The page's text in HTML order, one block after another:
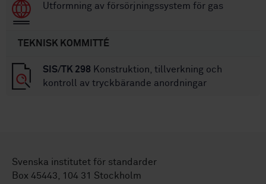
Utformning av försörjningssystem för gas
TEKNISK KOMMITTÉ
SIS/TK 298 Konstruktion, tillverkning och
kontroll av tryckbärande anordningar
Svenska institutet för standarder
Box 45443, 104 31 Stockholm